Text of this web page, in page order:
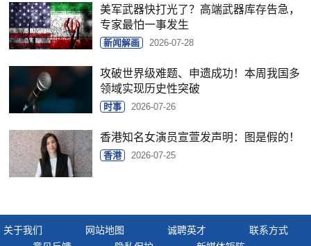
美军武器快打光了？高端武器库存告急，
专家最怕一事发生
新闻解画 2026-07-28
攻破世界级难题、申遗成功！本周我国多
领域实现历史性突破
时事 2026-07-26
香港知名女演员宣萱发声明：图是假的！
香港 2026-07-25
关于我们 网站地图 诚聘英才
联系方式